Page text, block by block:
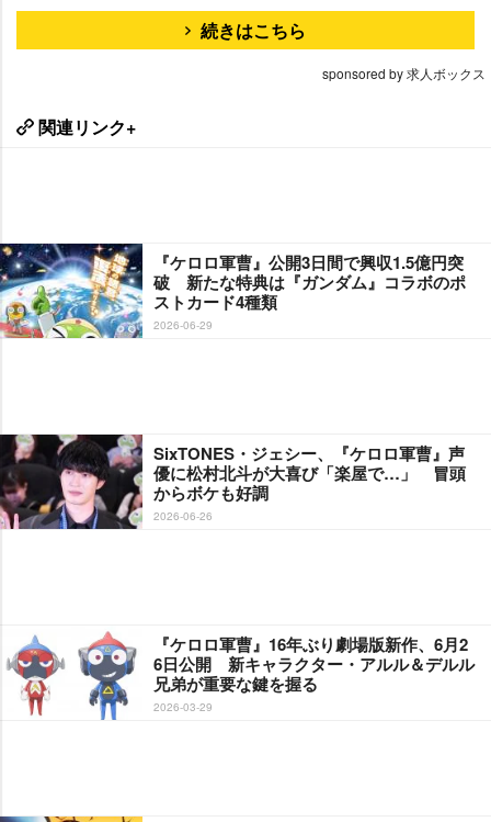
続きはこちら
sponsored by 求人ボックス
関連リンク+
『ケロロ軍曹』公開3日間で興収1.5億円突
破 新たな特典は『ガンダム』コラボのポ
ストカード4種類
2026-06-29
SixTONES・ジェシー、『ケロロ軍曹』声
優に松村北斗が大喜び「楽屋で…」 冒頭
からボケも好調
2026-06-26
『ケロロ軍曹』16年ぶり劇場版新作、6月2
6日公開 新キャラクター・アルル＆デルル
兄弟が重要な鍵を握る
2026-03-29